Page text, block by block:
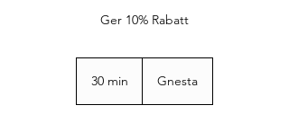
Ger 10% Rabatt
30 min Gnesta